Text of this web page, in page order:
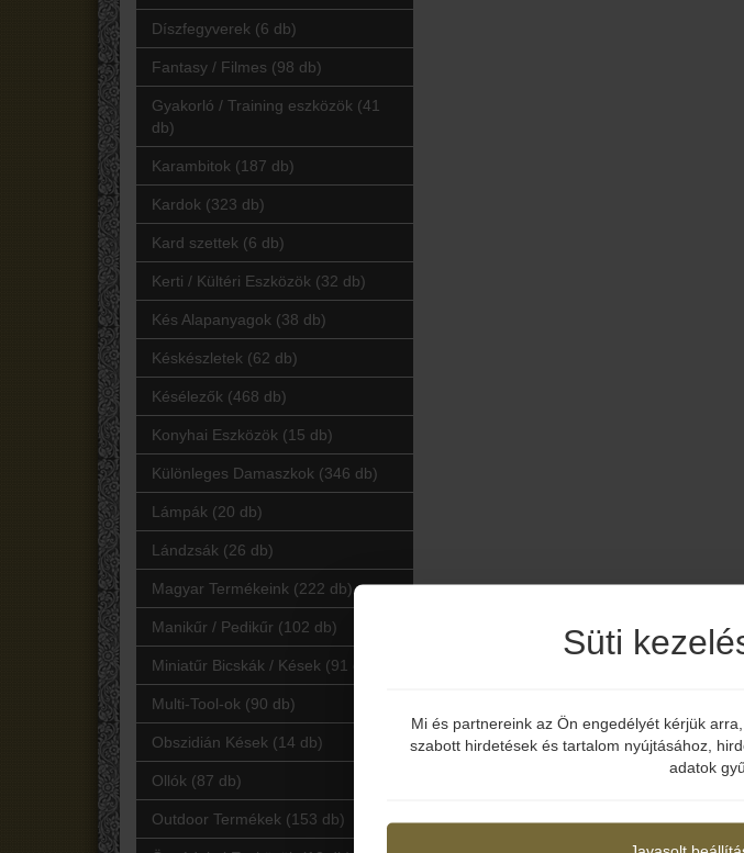
Díszfegyverek (6 db)
Fantasy / Filmes (98 db)
Gyakorló / Training eszközök (41
db)
Karambitok (187 db)
Kardok (323 db)
Kard szettek (6 db)
Kerti / Kültéri Eszközök (32 db)
Kés Alapanyagok (38 db)
Késkészletek (62 db)
Késélezők (468 db)
Konyhai Eszközök (15 db)
Különleges Damaszkok (346 db)
Lámpák (20 db)
Lándzsák (26 db)
Magyar Termékeink (222 db)
Manikűr / Pedikűr (102 db)
Miniatűr Bicskák / Kések (91 db)
Multi-Tool-ok (90 db)
Obszidián Kések (14 db)
Ollók (87 db)
Outdoor Termékek (153 db)
Elmúltál
Süti
Mi és partnereink az Ön engedélyét kérjük
szabott hirdetések és tartalom nyújtásához,
adatok